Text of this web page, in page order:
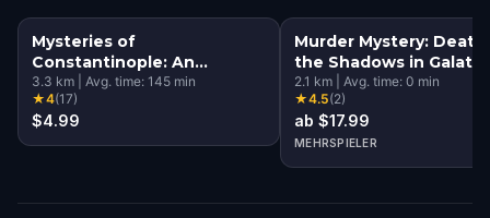
Mysteries of
Constantinople: An
Istanbul Riddle Quest
3.3 km Avg. time: 145 min
★4(17)
$4.99
Murder Mystery: Death
the Shadows in Galata,
Istanbul
2.1 km Avg. time: 0 min
★4.5(2)
ab $17.99
MEHRSPIELER